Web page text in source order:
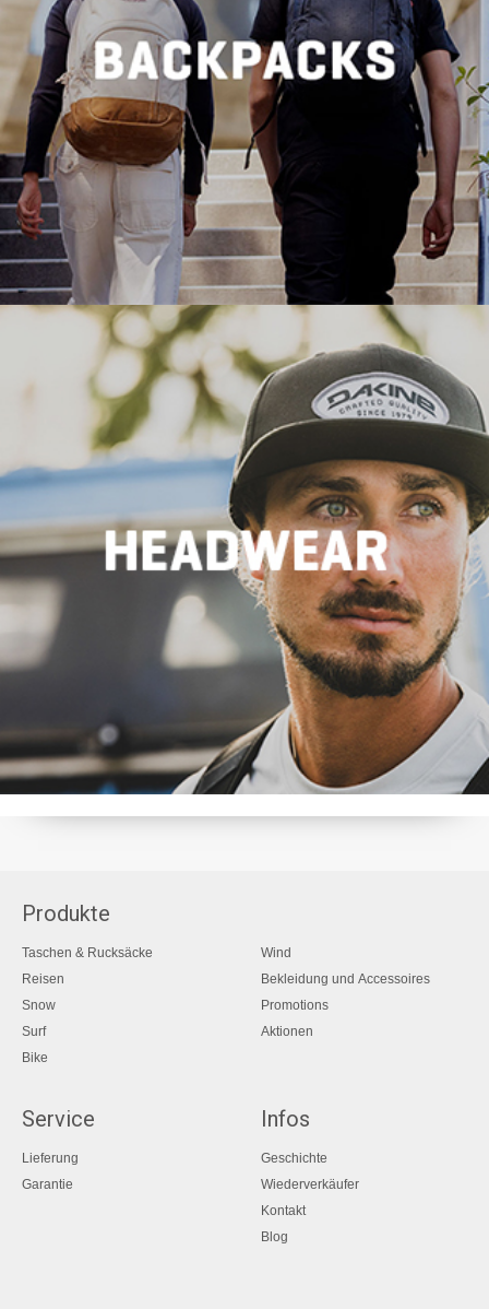
Produkte
Taschen & Rucksäcke
Reisen
Snow
Surf
Bike
Wind
Bekleidung und Accessoires
Promotions
Aktionen
Service
Lieferung
Garantie
Infos
Geschichte
Wiederverkäufer
Kontakt
Blog